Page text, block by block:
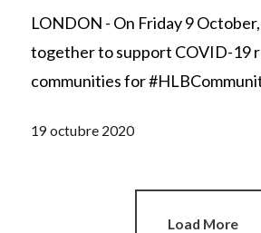
LONDON - On Friday 9
together to support COVID-19
communities for
19 octubre 2020
Load More